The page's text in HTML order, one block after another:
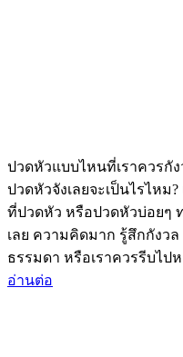
ปวดหัวแบบไหนที่เราควรกัง
ปวดหัวจังเลยจะเป็นไรไหม
ที่ปวดหัว หรือปวดหัวบ่อยๆ
เลย ความคิดมาก รู้สึกกังวล
ธรรมดา หรือเราควรรีบไป
อ่านต่อ